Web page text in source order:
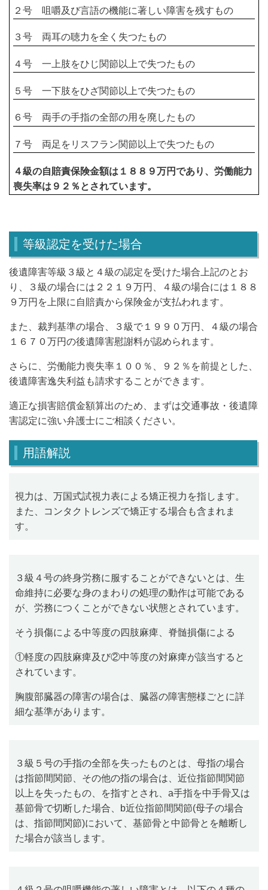
２号 咀嚼及び言語の機能に著しい障害を残すもの
３号 両耳の聴力を全く失つたもの
４号 一上肢をひじ関節以上で失つたもの
５号 一下肢をひざ関節以上で失つたもの
６号 両手の手指の全部の用を廃したもの
７号 両足をリスフラン関節以上で失つたもの
４級の自賠責保険金額は１８８９万円であり、労働能力
喪失率は９２％とされています。
等級認定を受けた場合
後遺障害等級３級と４級の認定を受けた場合上記のとお
り、３級の場合には２２１９万円、４級の場合には１８８
９万円を上限に自賠責から保険金が支払われます。
また、裁判基準の場合、３級で１９９０万円、４級の場合
１６７０万円の後遺障害慰謝料が認められます。
さらに、労働能力喪失率１００％、９２％を前提とした、
後遺障害逸失利益も請求することができます。
適正な損害賠償金額算出のため、まずは交通事故・後遺障
害認定に強い弁護士にご相談ください。
用語解説
視力は、万国式試視力表による矯正視力を指します。
また、コンタクトレンズで矯正する場合も含まれま
す。
３級４号の終身労務に服することができないとは、生
命維持に必要な身のまわりの処理の動作は可能である
が、労務につくことができない状態とされています。
そう損傷による中等度の四肢麻痺、脊髄損傷による
①軽度の四肢麻痺及び②中等度の対麻痺が該当すると
されています。
胸腹部臓器の障害の場合は、臓器の障害態様ごとに詳
細な基準があります。
３級５号の手指の全部を失ったものとは、母指の場合
は指節間関節、その他の指の場合は、近位指節間関節
以上を失ったもの、を指すとされ、 a手指を中手骨又は
基節骨で切断した場合、
b近位指節間関節(母子の場合
は、指節間関節)において、基節骨と中節骨とを離断し
た場合が該当します。